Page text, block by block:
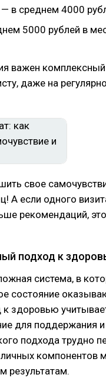
в среднем 4000
5000 рублей в
важен
даже на
свое
А если одного
рекомендаций,
подход к
система, в
состояние
здоровью
для поддержания
подхода трудно
компонентов
результатам.